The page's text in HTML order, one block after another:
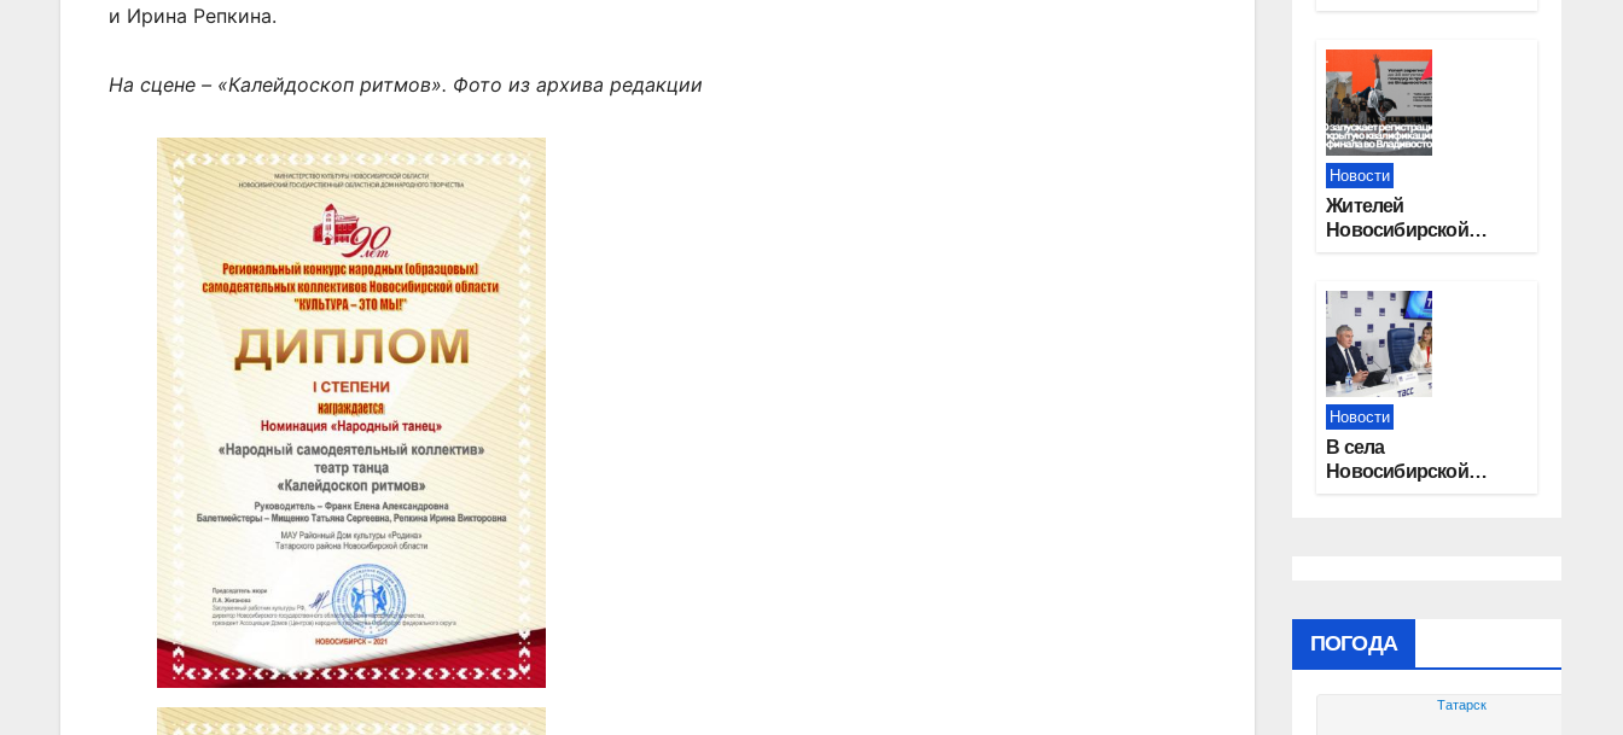
и Ирина Репкина.
На сцене – «Калейдоскоп ритмов». Фото из архива редакции
увеличение пенсии
после 80 лет
Новости
Жителей
Новосибирской
квалификацию
премии «КАРДО»
Новости
В села
Новосибирской
ПОГОДА
Татарск